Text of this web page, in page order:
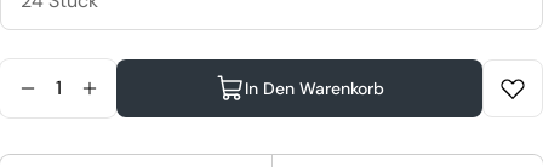
Menge Für XanitaliaPro Zehentrenner Verringern
Menge Für XanitaliaPro Zehentrenner
In Den Warenkorb